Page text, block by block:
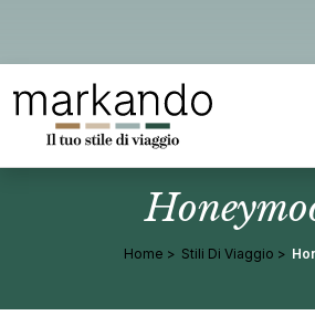
Home Stili Di Viaggio